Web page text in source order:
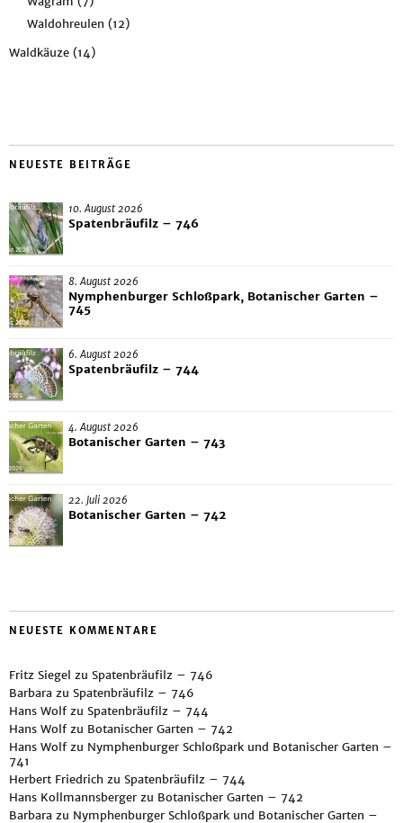
Waldohreulen (12)
Waldkäuze (14)
NEUESTE BEITRÄGE
10. August 2026
Spatenbräufilz – 746
8. August 2026
Nymphenburger Schloßpark, Botanischer Garten –
745
6. August 2026
Spatenbräufilz – 744
4. August 2026
Botanischer Garten – 743
22. Juli 2026
Botanischer Garten – 742
NEUESTE KOMMENTARE
Fritz Siegel zu Spatenbräufilz – 746
Barbara zu Spatenbräufilz – 746
Hans Wolf zu Spatenbräufilz – 744
Hans Wolf zu Botanischer Garten – 742
Hans Wolf zu Nymphenburger Schloßpark und Botanischer Garten –
741
Herbert Friedrich zu Spatenbräufilz – 744
Hans Kollmannsberger zu Botanischer Garten – 742
Barbara zu Nymphenburger Schloßpark und Botanischer Garten –